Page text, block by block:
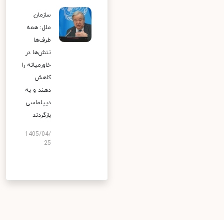
سازمان
ملل: همه
طرف‌ها
تنش‌ها در
خاورمیانه را
کاهش
دهند و به
دیپلماسی
بازگردند
1405/04/
25